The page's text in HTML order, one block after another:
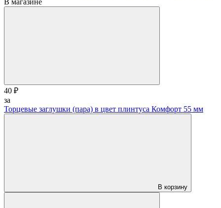
40 ₽
за
Торцевые заглушки (пара) в цвет плинтуса Комфорт 55 мм
В корзину